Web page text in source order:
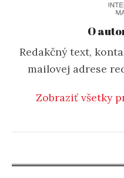
O
Redakčný text,
mailovej adrese
Zobraziť všetky